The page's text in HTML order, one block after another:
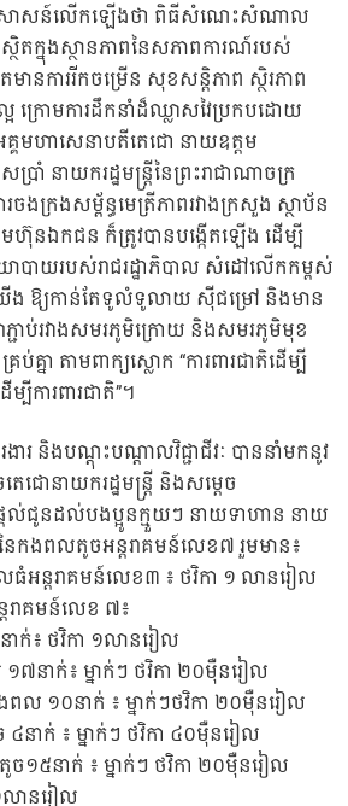
សាសន៍លើកឡើងថា ពិធីសំណេះសំណាល
តក្នុងស្ថានភាពនៃសភាពការណ៍របស់
ានការរីកចម្រើន សុខសន្តិភាព ស្ថិរភាព
ក្រោមការដឹកនាំដ៏ឈ្លាសវៃប្រកបដោយ
គមហាសេនាបតីតេជោ នាយឧត្តម
ាំ នាយករដ្ឋមន្រ្តីនៃព្រះរាជាណាចក្រ
រចងក្រងសម្ព័ន្ធមេត្រីភាពរវាងក្រសួង ស្ថាប័ន
នឯកជន ក៏ត្រូវបានបង្កើតឡើង ដើម្បី
ោបាយរបស់រាជរដ្ឋាភិបាល សំដៅលើកកម្ពស់
ង ឱ្យកាន់តែទូលំទូលាយ ស៊ីជម្រៅ និងមាន
ភ្ជាប់រវាងសមរភូមិក្រោយ និងសមរភូមិមុខ
គ្នា តាមពាក្យស្លោក “ការពារជាតិដើម្បី
បីការពារជាតិ”។
រ និងបណ្តុះបណ្តាលវិជ្ជាជីវៈ បាននាំមកនូវ
ជោនាយករដ្ឋមន្រ្តី និងសម្តេច
តល់ជូនដល់បងប្អូនក្មួយៗ នាយទាហាន នាយ
កងពលតូចអន្តរាគមន៍លេខ៧ រួមមាន៖
អន្តរាគមន៍លេខ៣ ៖ ថវិកា ១ លានរៀល
រាគមន៍លេខ ៧៖
ាក់៖ ថវិកា ១លានរៀល
៧នាក់៖ ម្នាក់ៗ ថវិកា ២០ម៉ឺនរៀល
ល ១០នាក់ ៖ ម្នាក់ៗថវិកា ២០ម៉ឺនរៀល
៤នាក់ ៖ ម្នាក់ៗ ថវិកា​ ៤០ម៉ឺនរៀល
តូច១៥នាក់ ៖ ម្នាក់ៗ ថវិកា​ ២០ម៉ឺនរៀល
ានរៀល